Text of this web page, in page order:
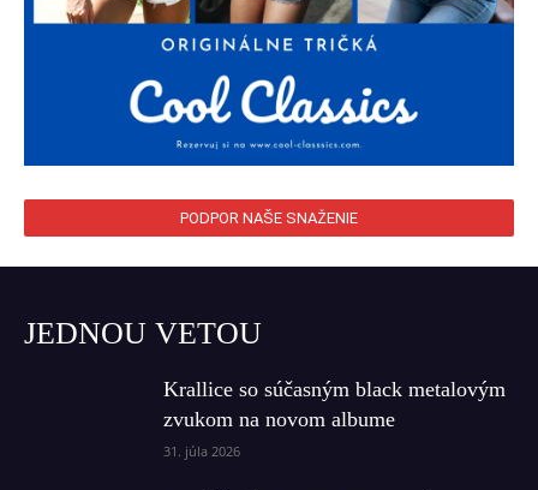
PODPOR NAŠE SNAŽENIE
JEDNOU VETOU
Krallice so súčasným black metalovým
zvukom na novom albume
31. júla 2026